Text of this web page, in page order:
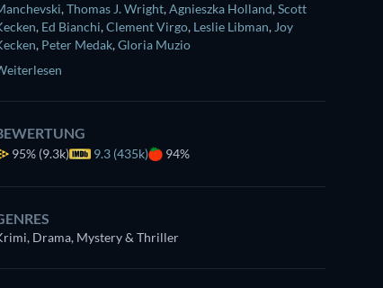
,Thomas J. Wright,Agnieszka Holland,Scott
, Ed Bianchi,Clement Virgo, Leslie Libman, Joy
, Peter Medak,Gloria Muzio
95% (9.3k) 9.3 (435k) 94%
Drama, Mystery & Thriller